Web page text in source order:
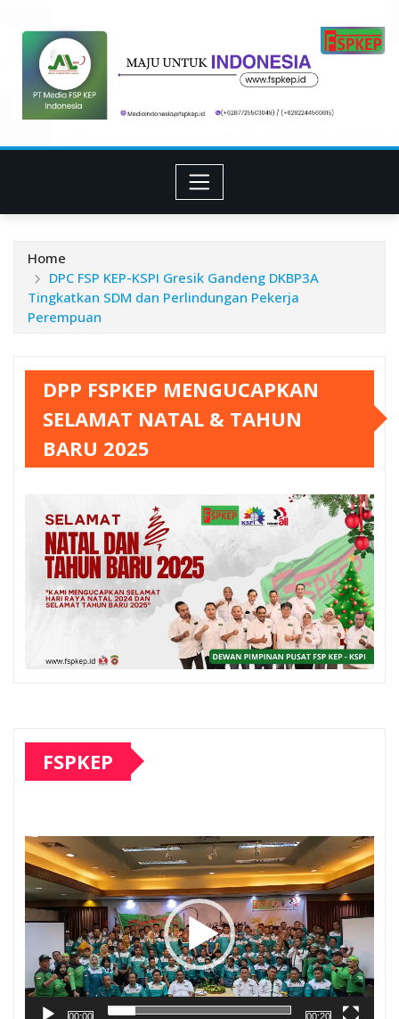
content
Home
DPC FSP KEP-KSPI Gresik Gandeng DKBP3A
Tingkatkan SDM dan Perlindungan Pekerja
Perempuan
DPP FSPKEP MENGUCAPKAN
SELAMAT NATAL & TAHUN
BARU 2025
FSPKEP
Video
00:00 00:20